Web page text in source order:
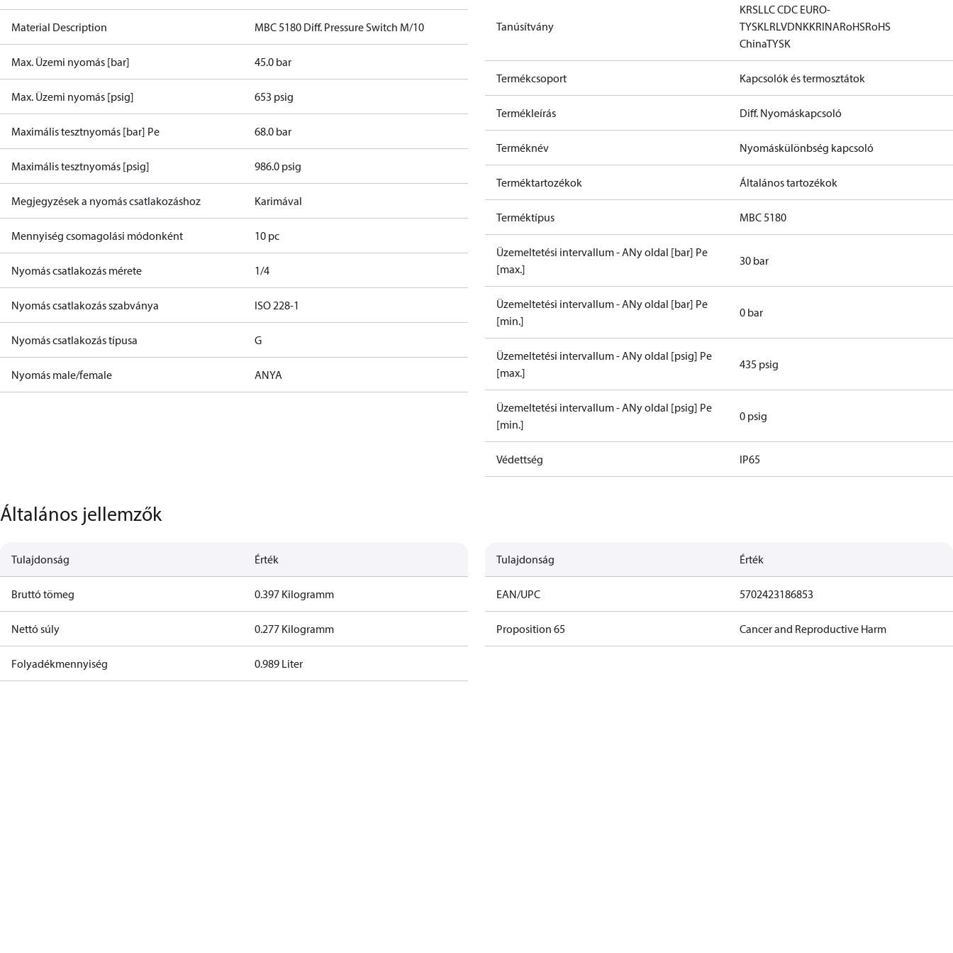
Material Description MBC 5180 Diff. Pressure Switch M/10
Max. Üzemi nyomás [bar] 45.0 bar
Max. Üzemi nyomás [psig] 653 psig
Maximális tesztnyomás [bar] Pe 68.0 bar
Maximális tesztnyomás [psig] 986.0 psig
Megjegyzések a nyomás csatlakozáshoz Karimával
Mennyiség csomagolási módonként 10 pc
Nyomás csatlakozás mérete 1/4
Nyomás csatlakozás szabványa ISO 228-1
Nyomás csatlakozás típusa G
Nyomás male/female ANYA
Tanúsítvány
KRSLLC CDC EURO-
TYSKLRLVDNKKRINARoHSRoHS
ChinaTYSK
Termékcsoport Kapcsolók és termosztátok
Termékleírás Diff. Nyomáskapcsoló
Terméknév Nyomáskülönbség kapcsoló
Terméktartozékok Általános tartozékok
Terméktípus MBC 5180
Üzemeltetési intervallum - ANy oldal [bar] Pe
[max.]
30 bar
Üzemeltetési intervallum - ANy oldal [bar] Pe
[min.]
0 bar
Üzemeltetési intervallum - ANy oldal [psig] Pe
[max.]
435 psig
Üzemeltetési intervallum - ANy oldal [psig] Pe
[min.]
0 psig
Védettség IP65
Általános jellemzők
Tulajdonság Érték
Bruttó tömeg 0.397 Kilogramm
Nettó súly 0.277 Kilogramm
Folyadékmennyiség 0.989 Liter
Tulajdonság Érték
EAN/UPC 5702423186853
Proposition 65 Cancer and Reproductive Harm